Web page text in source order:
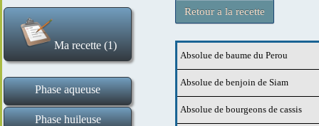
Ma recette (1)
Phase aqueuse
Ingrédients de base
Hydrolats et eaux florales
Actifs liquides
Actifs en poudre
Gommes et gélifiants
Tensio actifs liquides
Tensio actifs solides
Phase huileuse
Retour a la recette
Absolue de baume du Perou
Absolue de benjoin de Siam
Absolue de bourgeons de cassis